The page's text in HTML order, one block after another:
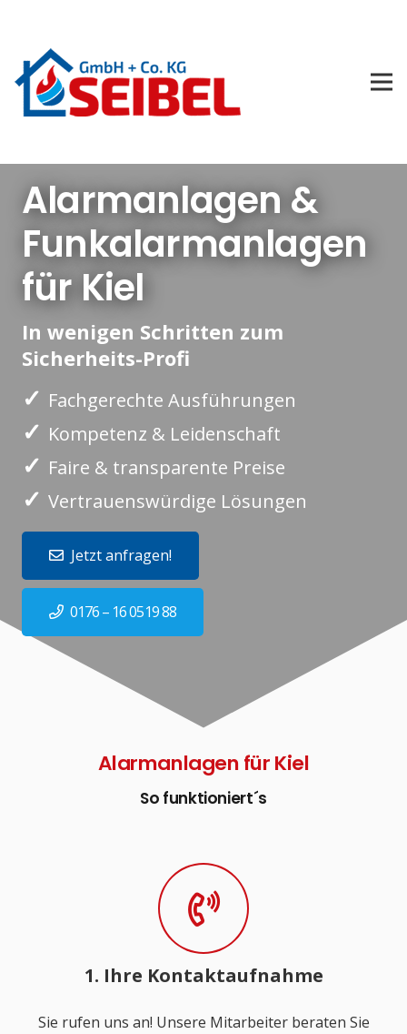
Alarmanlagen &
Funkalarmanlagen
für Kiel
In wenigen Schritten zum
Sicherheits-Profi
✓ Fachgerechte Ausführungen
✓ Kompetenz & Leidenschaft
✓ Faire & transparente Preise
✓ Vertrauenswürdige Lösungen
Jetzt anfragen!
0176 – 16 0519 88
Alarmanlagen für Kiel
So funktioniert´s
1. Ihre Kontaktaufnahme
Sie rufen uns an! Unsere Mitarbeiter beraten Sie